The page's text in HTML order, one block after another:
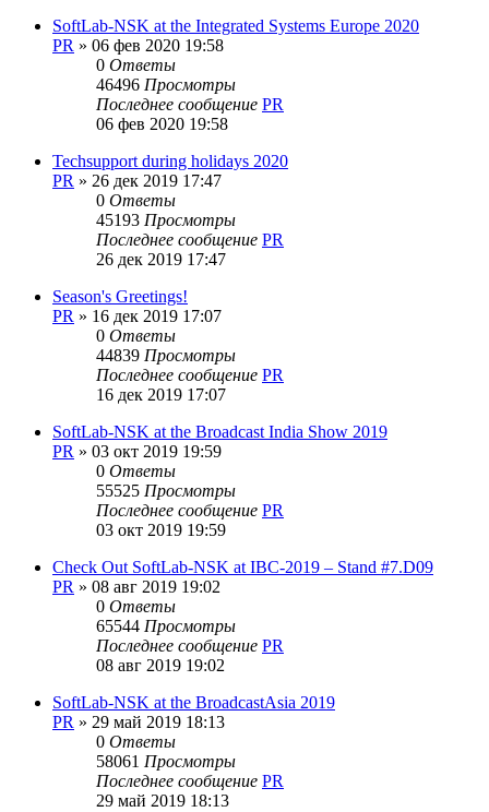
SoftLab-NSK at the Integrated Systems Europe 2020
PR » 06 фев 2020 19:58
0 Ответы
46496 Просмотры
Последнее сообщение PR
06 фев 2020 19:58
Techsupport during holidays 2020
PR » 26 дек 2019 17:47
0 Ответы
45193 Просмотры
Последнее сообщение PR
26 дек 2019 17:47
Season's Greetings!
PR » 16 дек 2019 17:07
0 Ответы
44839 Просмотры
Последнее сообщение PR
16 дек 2019 17:07
SoftLab-NSK at the Broadcast India Show 2019
PR » 03 окт 2019 19:59
0 Ответы
55525 Просмотры
Последнее сообщение PR
03 окт 2019 19:59
Check Out SoftLab-NSK at IBC-2019 – Stand #7.D09
PR » 08 авг 2019 19:02
0 Ответы
65544 Просмотры
Последнее сообщение PR
08 авг 2019 19:02
SoftLab-NSK at the BroadcastAsia 2019
PR » 29 май 2019 18:13
0 Ответы
58061 Просмотры
Последнее сообщение PR
29 май 2019 18:13